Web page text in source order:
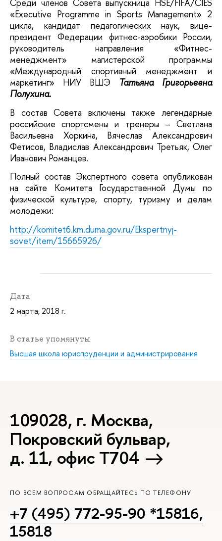
Среди членов Совета выпускница HSE/FIFA/CIES
«Executive Programme in Sports Management» 2
цикла, кандидат педагогических наук, вице-
президент Федерации фитнес-аэробики России,
руководитель направления «Фитнес-
менеджмент» магистерской программы
«Международный спортивный менеджмент и
маркетинг» НИУ ВШЭ Татьяна Григорьевна
Полухина.
В состав Совета включены также легендарные
российские спортсмены и тренеры – Светлана
Васильевна Хоркина, Вячеслав Александрович
Фетисов, Владислав Александрович Третьяк, Олег
Иванович Романцев.
Полный состав Экспертного совета опубликован
на сайте Комитета Государственной Думы по
физической культуре, спорту, туризму и делам
молодежи:
http://komitet6.km.duma.gov.ru/Ekspertnyj-
sovet/item/15665926/
Дата
2 марта, 2018 г.
В статье упомянуты
Высшая школа юриспруденции и администрирования
109028, г. Москва,
Покровский бульвар,
д. 11, офис Т704
ПО ВСЕМ ВОПРОСАМ ОБРАЩАЙТЕСЬ ПО ТЕЛЕФОНУ
+7 (495) 772-95-90 *15816,
15818